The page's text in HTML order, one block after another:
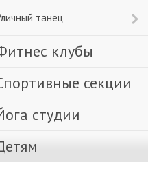
Уличный танец
Фитнес клубы
Спортивные секции
Йога студии
Детям